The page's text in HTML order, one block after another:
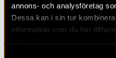
annons- och analysföretag
Dessa kan i sin tur
information som du har